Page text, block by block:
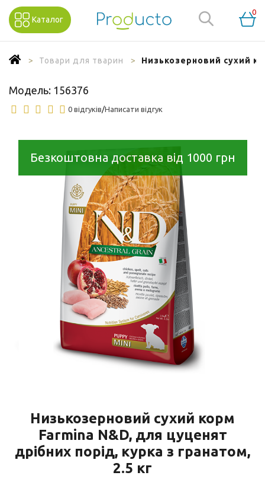
Каталог
0
Товари для тварин Низькозерновий сухий
Модель: 156376
0 відгуків/Написати відгук
Безкоштовна доставка від 1000 грн
Низькозерновий сухий корм
Farmina N&D, для цуценят
дрібних порід, курка з гранатом,
2.5 кг